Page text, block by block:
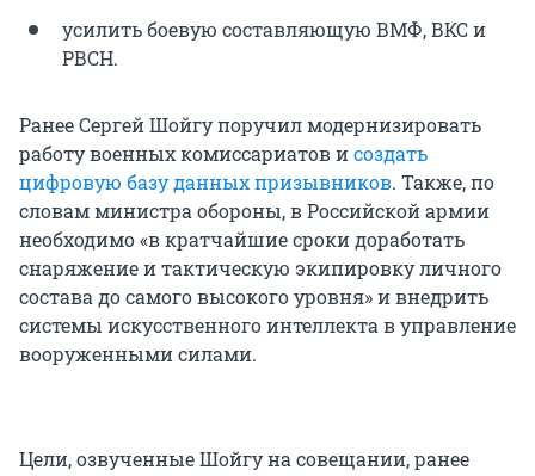
усилить боевую составляющую ВМФ, ВКС и
РВСН.
Ранее Сергей Шойгу поручил модернизировать
работу военных комиссариатов исоздать
цифровую базу данных призывников. Также, по
словам министра обороны, в Российской армии
необходимо «в кратчайшие сроки доработать
снаряжение и тактическую экипировку личного
состава до самого высокого уровня» и внедрить
системы искусственного интеллекта в управление
вооруженными силами.
Цели, озвученные Шойгу на совещании, ранее